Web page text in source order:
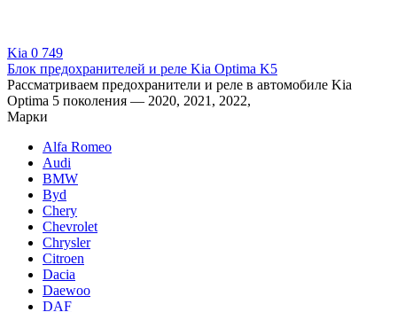
Kia 0 749
Блок предохранителей и реле Kia Optima K5
Рассматриваем предохранители и реле в автомобиле Kia
Optima 5 поколения — 2020, 2021, 2022,
Марки
Alfa Romeo
Audi
BMW
Byd
Chery
Chevrolet
Chrysler
Citroen
Dacia
Daewoo
DAF